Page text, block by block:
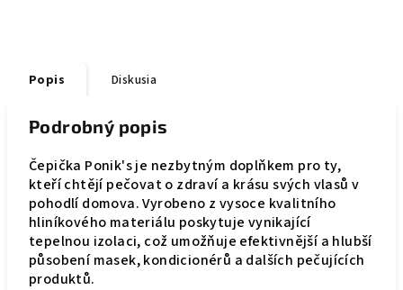
Popis Diskusia
Podrobný popis
Čepička Ponik's je nezbytným doplňkem pro ty,
kteří chtějí pečovat o zdraví a krásu svých vlasů v
pohodlí domova. Vyrobeno z vysoce kvalitního
hliníkového materiálu poskytuje vynikající
tepelnou izolaci, což umožňuje efektivnější a hlubší
působení masek, kondicionérů a dalších pečujících
produktů.